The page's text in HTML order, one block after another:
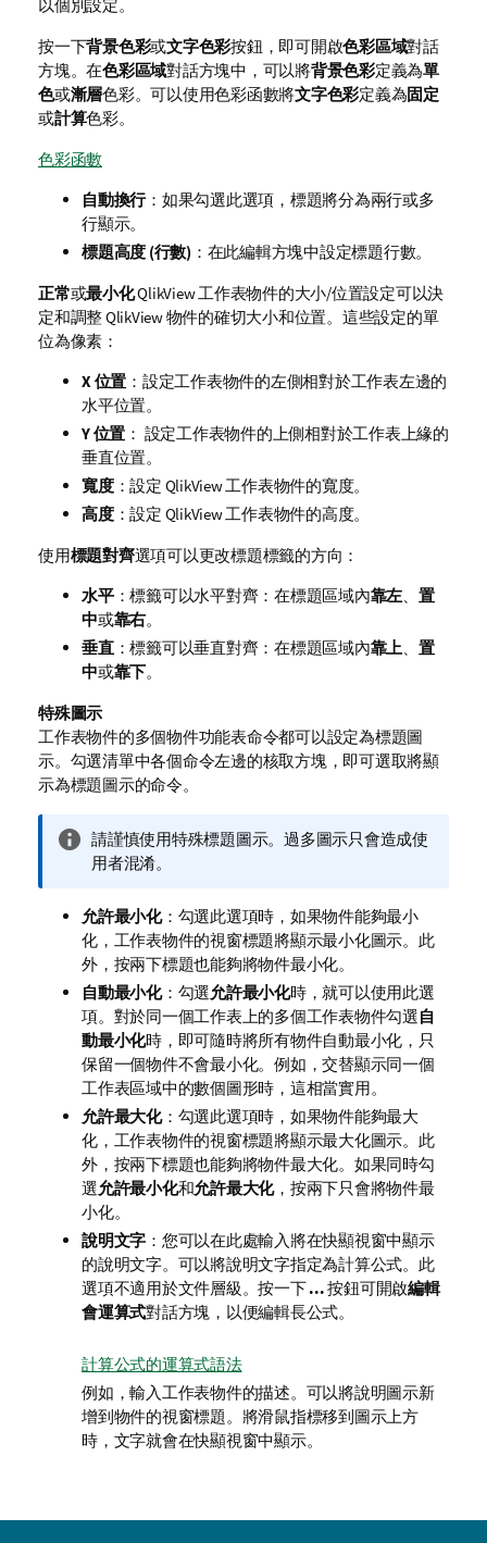
以個別設定。
按一下背景色彩或文字色彩按鈕，即可開啟色彩區域對話
方塊。在色彩區域對話方塊中，可以將背景色彩定義為單
色或漸層色彩。可以使用色彩函數將文字色彩定義為固定
或計算色彩。
色彩函數
自動換行：如果勾選此選項，標題將分為兩行或多
行顯示。
標題高度 (行數) ：在此編輯方塊中設定標題行數。
正常或最小化QlikView 工作表物件的大小/位置設定可以決
定和調整 QlikView 物件的確切大小和位置。這些設定的單
位為像素：
X 位置 ：設定工作表物件的左側相對於工作表左邊的
水平位置。
Y 位置 ： 設定工作表物件的上側相對於工作表上緣的
垂直位置。
寬度：設定 QlikView 工作表物件的寬度。
高度：設定 QlikView 工作表物件的高度。
使用標題對齊選項可以更改標題標籤的方向：
水平：標籤可以水平對齊：在標題區域內靠左
置
中或靠右。
垂直：標籤可以垂直對齊：在標題區域內靠上
置
中或靠下。
特殊圖示
工作表物件的多個物件功能表命令都可以設定為標題圖
示。勾選清單中各個命令左邊的核取方塊，即可選取將顯
示為標題圖示的命令。
資
訊
註
請謹慎使用特殊標題圖示。過多圖示只會造成使
用者混淆。
允許最小化：勾選此選項時，如果物件能夠最小
化，工作表物件的視窗標題將顯示最小化圖示。此
外，按兩下標題也能夠將物件最小化。
自動最小化：勾選允許最小化時，就可以使用此選
項。對於同一個工作表上的多個工作表物件勾選自
動最小化時，即可隨時將所有物件自動最小化，只
保留一個物件不會最小化。例如，交替顯示同一個
工作表區域中的數個圖形時，這相當實用。
允許最大化：勾選此選項時，如果物件能夠最大
化，工作表物件的視窗標題將顯示最大化圖示。此
外，按兩下標題也能夠將物件最大化。如果同時勾
選允許最小化和允許最大化，按兩下只會將物件最
小化。
說明文字 ：您可以在此處輸入將在快顯視窗中顯示
的說明文字。可以將說明文字指定為計算公式。此
選項不適用於文件層級。按一下...按鈕可開啟編輯
會運算式對話方塊，以便編輯長公式。
計算公式的運算式語法
例如，輸入工作表物件的描述。可以將說明圖示新
增到物件的視窗標題。將滑鼠指標移到圖示上方
時，文字就會在快顯視窗中顯示。